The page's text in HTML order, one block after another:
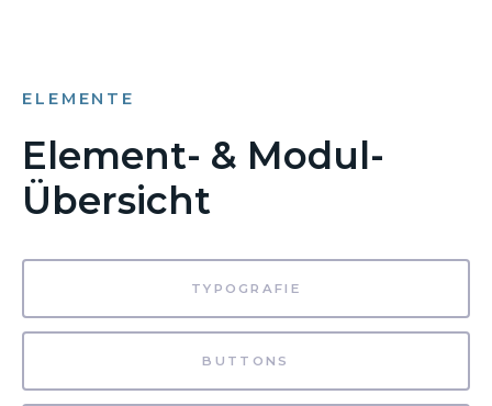
ELEMENTE
Element- & Modul-
Übersicht
TYPOGRAFIE
BUTTONS